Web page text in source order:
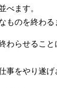
べます。
ものを終わる
わらせること
事をやり遂げ